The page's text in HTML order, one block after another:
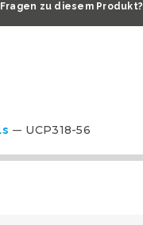
Fragen zu diesem Produkt?
UCP318-56